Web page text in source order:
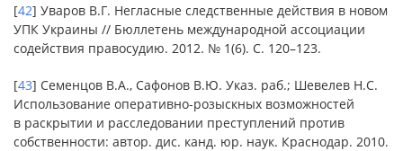
[42] Уваров В.Г. Негласные следственные действия в новом
УПК Украины // Бюллетень международной ассоциации
содействия правосудию. 2012. № 1(6). С. 120–123.
[43] Семенцов В.А., Сафонов В.Ю. Указ. раб.; Шевелев Н.С.
Использование оперативно-розыскных возможностей
в раскрытии и расследовании преступлений против
собственности: автор. дис. канд. юр. наук. Краснодар. 2010.